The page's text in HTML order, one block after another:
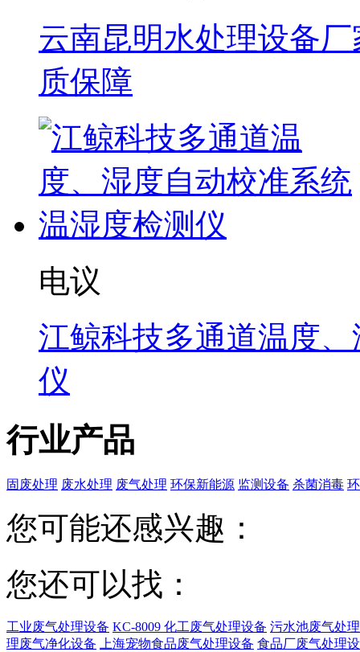
云南昆明水处理设备
质保障
电议
江鲸科技多通道温度
仪
行业产品
固废处理 废水处理 废气处理 环保新能源 监测设备 杀菌消毒
您可能还感兴趣：
您还可以找：
工业废气处理设备 KC-8009 化工废气处理设备 污水池废气处
理废气净化设备
上海宠物食品废气处理设备 食品厂废气处理